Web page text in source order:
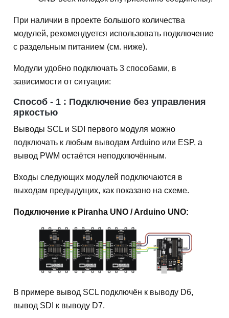
При наличии в проекте большого количества
модулей, рекомендуется использовать подключение
с раздельным питанием (см. ниже).
Модули удобно подключать 3 способами, в
зависимости от ситуации:
Способ - 1 : Подключение без управления
яркостью
Выводы SCL и SDI первого модуля можно
подключать к любым выводам Arduino или ESP, а
вывод PWM остаётся неподключённым.
Входы следующих модулей подключаются в
выходам предыдущих, как показано на схеме.
Подключение к Piranha UNO / Arduino UNO:
В примере вывод SCL подключён к выводу D6,
вывод SDI к выводу D7.